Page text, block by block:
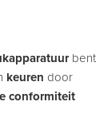
bent
keuren door
conformiteit